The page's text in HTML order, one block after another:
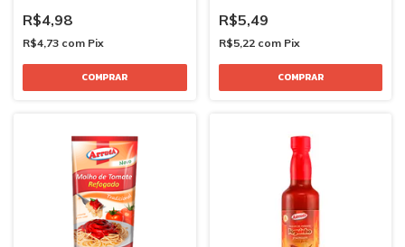
R$4,98
R$4,73 com Pix
R$5,49
R$5,22 com Pix